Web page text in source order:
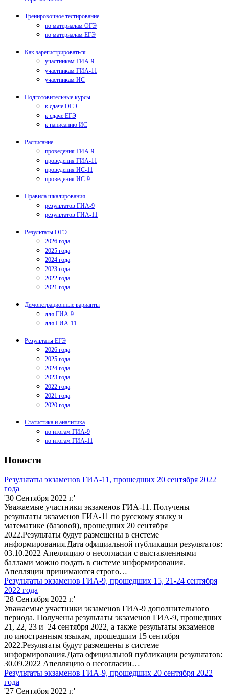
Тренировочное тестирование
по материалам ОГЭ
по материалам ЕГЭ
Как зарегистрироваться
участникам ГИА-9
участникам ГИА-11
участникам ИС
Подготовительные курсы
к сдаче ОГЭ
к сдаче ЕГЭ
к написанию ИС
Расписание
проведения ГИА-9
проведения ГИА-11
проведения ИС-11
проведения ИС-9
Правила шкалирования
результатов ГИА-9
результатов ГИА-11
Результаты ОГЭ
2026 года
2025 года
2024 года
2023 года
2022 года
2021 года
Демонстрационные варианты
для ГИА-9
для ГИА-11
Результаты ЕГЭ
2026 года
2025 года
2024 года
2023 года
2022 года
2021 года
2020 года
Статистика и аналитика
по итогам ГИА-9
по итогам ГИА-11
Новости
Результаты экзаменов ГИА-11, прошедших 20 сентября 2022
года
'30 Сентября 2022 г.'
Уважаемые участники экзаменов ГИА-11. Получены
результаты экзаменов ГИА-11 по русскому языку и
математике (базовой), прошедших 20 сентября
2022.Результаты будут размещены в системе
информирования.Дата официальной публикации результатов:
03.10.2022 Апелляцию о несогласии с выставленными
баллами можно подать в системе информирования.
Апелляции принимаются строго…
Результаты экзаменов ГИА-9, прошедших 15, 21-24 сентября
2022 года
'28 Сентября 2022 г.'
Уважаемые участники экзаменов ГИА-9 дополнительного
периода. Получены результаты экзаменов ГИА-9, прошедших
21, 22, 23 и 24 сентября 2022, а также результаты экзаменов
по иностранным языкам, прошедшим 15 сентября
2022.Результаты будут размещены в системе
информирования.Дата официальной публикации результатов:
30.09.2022 Апелляцию о несогласии…
Результаты экзаменов ГИА-9, прошедших 20 сентября 2022
года
'27 Сентября 2022 г.'